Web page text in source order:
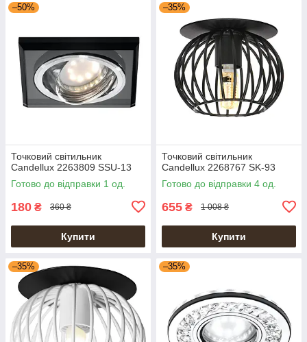
–50%
Точковий світильник
Candellux 2263809 SSU-13
Готово до відправки 1 од.
180 ₴ 360 ₴
Купити
–35%
Точковий світильник
Candellux 2268767 SK-93
Готово до відправки 4 од.
655 ₴ 1 008 ₴
Купити
–35% –35%